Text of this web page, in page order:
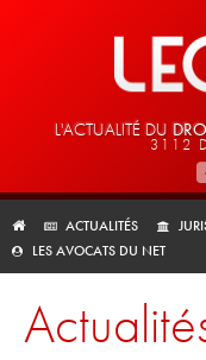
L'ACTUALITÉ DU
3112
ACTUALITÉS
LES AVOCATS DU NET